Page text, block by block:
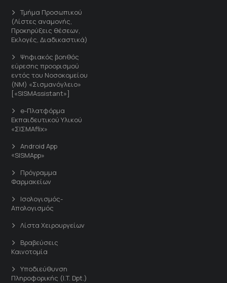
Τμήμα Προσωπικού
(Λίστες αναμονής,
Προκηρύξεις θέσεων,
Εκλογές, Διαδικαστικά)
Ψηφιακός βοηθός
εύρεσης προορισμού
εντός του Νοσοκομείου
(ΝΜ) «Σισμανόγλειο»
[«SISMAssistant»]
e-Πλατφόρμα
Εκπαιδευτικού Υλικού
«ΣΙΣΜΑflix»
Android App
«SISMApp»
Πρόγραμμα
Φαρμακείων
Ισολογισμός-
Απολογισμός
Λίστα Χειρουργείων
Βραβεύσεις
Καινοτομία
Υποδιεύθυνση
Πληροφορικής (I.T. Dpt.)